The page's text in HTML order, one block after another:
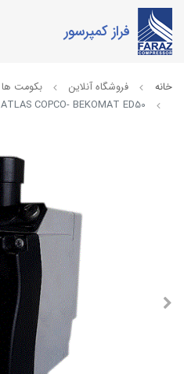
فراز کمپرسور
خانه فروشگاه آنلاین
بکومت ها BEKOMAT
ATLAS COPCO- BEKOMAT ED50